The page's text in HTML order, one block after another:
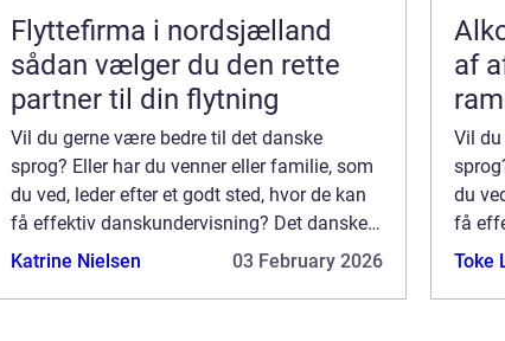
Flyttefirma i nordsjælland
sådan vælger du den rette
partner til din flytning
Vil du gerne være bedre til det danske
sprog? Eller har du venner eller familie, som
du ved, leder efter et godt sted, hvor de kan
få effektiv danskundervisning? Det danske
sprog er svært, og det kræver virkelig
Katrine Nielsen 03 February 2026
af
Vil
du
få
sprog
Toke